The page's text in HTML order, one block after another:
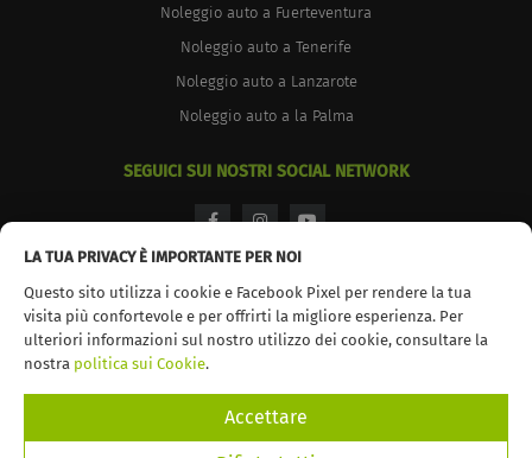
LA TUA PRIVACY È IMPORTANTE PER NOI
Questo sito utilizza i cookie e Facebook Pixel per rendere la tua
visita più confortevole e per offrirti la migliore esperienza. Per
ulteriori informazioni sul nostro utilizzo dei cookie, consultare la
nostra politica sui Cookie.
Accettare
Noleggio auto a Fuerteventura
Noleggio auto a Tenerife
Noleggio auto a Lanzarote
Noleggio auto a la Palma
SEGUICI SUI NOSTRI SOCIAL NETWORK
facebookinstagramyoutube
© 2026 TopCar. Tutti i diritti riservati